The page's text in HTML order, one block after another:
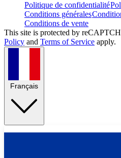
Politique de confidentialité
Conditions générales
Conditions de vente
This site is protected by
Policy and Terms of Service apply.
Français